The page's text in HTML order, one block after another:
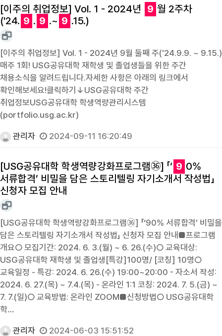
[이주의 취업정보] Vol. 1 - 2024년 9 월 2주차
('24. 9 . 9 .~ 9 .15.)
[이주의 취업정보] Vol. 1 - 2024년 9월 둘째 주('24.9.9. ~ 9.15.)
매주 1회! USG공유대학 재학생 및 졸업생들을 위한 주간
채용소식을 알려드립니다.자세한 사항은 아래의 링크에서
확인해보세요!클릭하기↓USG공유대학 주간
취업정보USG공유대학 학생역량관리시스템
(portfolio.usg.ac.kr)
관리자 2024-09-11 16:20:49
[USG공유대학 학생역량강화프로그램㊱] 「‘ 9 0%
서류합격’ 비밀을 담은 스토리텔링 자기소개서 작성법」
신청자 모집 안내
[USG공유대학 학생역량강화프로그램㊱] 「‘90% 서류합격’ 비밀을
담은 스토리텔링 자기소개서 작성법」 신청자 모집 안내■프로그램
개요○ 모집기간: 2024. 6. 3.(월) ~ 6. 26.(수)○ 교육대상:
USG공유대학 재학생 및 졸업생[특강]100명/ [코칭] 10명○
교육일정 - 특강: 2024. 6. 26.(수) 19:00~20:00 - 자소서 작성:
2024. 6. 27.(목) ~ 7.4.(목) - 온라인 1:1 코칭: 2024. 7. 5.(금) ~
7. 7.(일)○ 교육방법: 온라인 ZOOM■신청방법○ USG공유대학
학…
관리자 2024-06-03 15:51:52